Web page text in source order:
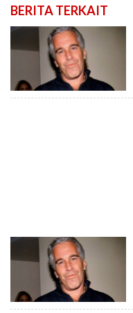
BERITA TERKAIT